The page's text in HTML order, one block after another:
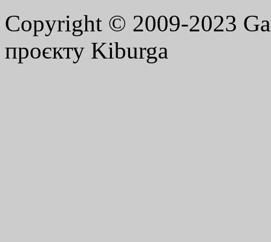
Copyright © 2009-2023
проєкту Kiburga